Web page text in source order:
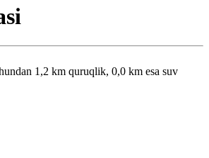
1,2 km quruqlik, 0,0 km esa suv